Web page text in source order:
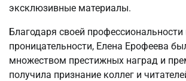
эксклюзивные материалы.
Благодаря своей профессиональности
проницательности, Елена Ерофеева
множеством престижных наград и
получила признание коллег и